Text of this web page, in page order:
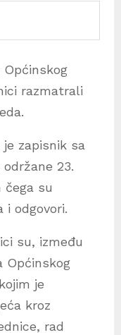
Općinskog
razmatrali
zapisnik sa
23.
čega su
i odgovori.
su, između
Općinskog
je
kroz
rad